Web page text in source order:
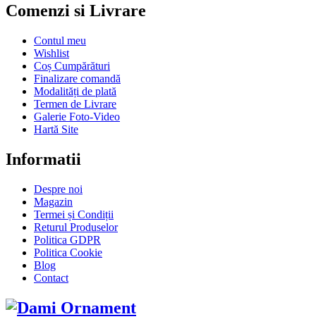
Comenzi si Livrare
Contul meu
Wishlist
Coș Cumpărături
Finalizare comandă
Modalități de plată
Termen de Livrare
Galerie Foto-Video
Hartă Site
Informatii
Despre noi
Magazin
Termei și Condiții
Returul Produselor
Politica GDPR
Politica Cookie
Blog
Contact